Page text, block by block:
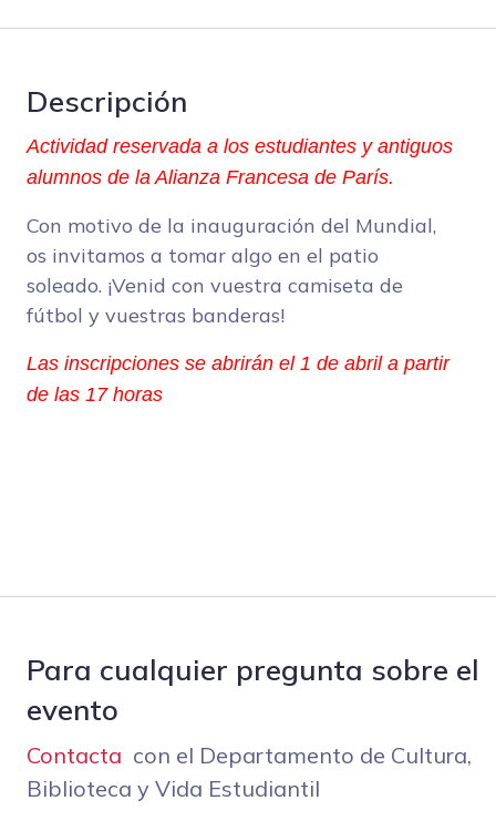
Descripción
Actividad reservada a los estudiantes y antiguos
alumnos de la Alianza Francesa de París.
Con motivo de la inauguración del Mundial,
os invitamos a tomar algo en el patio
soleado. ¡Venid con vuestra camiseta de
fútbol y vuestras banderas!
Las inscripciones se abrirán el 1 de abril a partir
de las 17 horas
Para cualquier pregunta sobre el
evento
Contacta con el Departamento de Cultura,
Biblioteca y Vida Estudiantil